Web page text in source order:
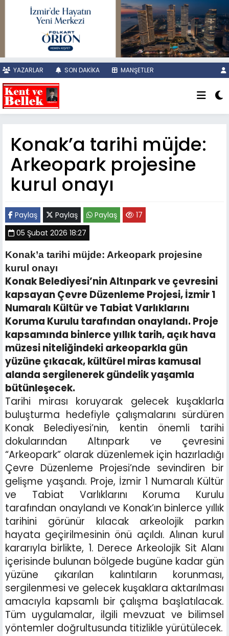
YAZARLAR SON DAKİKA MANŞETLER
Konak’a tarihi müjde:
Arkeopark projesine
kurul onayı
Paylaş Paylaş Paylaş
17
05 Şubat 2026 18:27
Konak’a tarihi müjde: Arkeopark projesine
kurul onayı
Konak Belediyesi’nin Altınpark ve çevresini
kapsayan Çevre Düzenleme Projesi, İzmir 1
Numaralı Kültür ve Tabiat Varlıklarını
Koruma Kurulu tarafından onaylandı. Proje
kapsamında binlerce yıllık tarih, açık hava
müzesi niteliğindeki arkeoparkla gün
yüzüne çıkacak, kültürel miras kamusal
alanda sergilenerek gündelik yaşamla
bütünleşecek.
Tarihi mirası koruyarak gelecek kuşaklarla
buluşturma hedefiyle çalışmalarını sürdüren
Konak Belediyesi’nin, kentin önemli tarihi
dokularından Altınpark ve çevresini
“Arkeopark” olarak düzenlemek için hazırladığı
Çevre Düzenleme Projesi’nde sevindiren bir
gelişme yaşandı. Proje, İzmir 1 Numaralı Kültür
ve Tabiat Varlıklarını Koruma Kurulu
tarafından onaylandı ve Konak’ın binlerce yıllık
tarihini görünür kılacak arkeolojik parkın
hayata geçirilmesinin önü açıldı. Alınan kurul
kararıyla birlikte, 1. Derece Arkeolojik Sit Alanı
içerisinde bulunan bölgede bugüne kadar gün
yüzüne çıkarılan kalıntıların korunması,
sergilenmesi ve gelecek kuşaklara aktarılması
amacıyla kapsamlı bir çalışma başlatılacak.
Tüm uygulamalar, ilgili mevzuat ve bilimsel
yöntemler doğrultusunda titizlikle yürütülecek.